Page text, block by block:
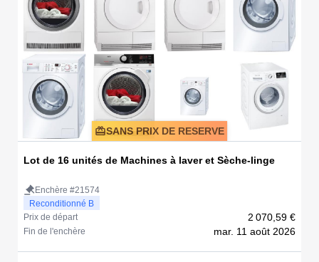
SANS PRIX DE RESERVE
Lot de 16 unités de Machines à laver et Sèche-linge
Enchère #21574
Reconditionné B
Prix de départ
2 070,59 €
Fin de l'enchère mar. 11 août 2026